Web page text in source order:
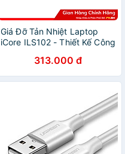
Giá Đỡ Tản Nhiệt Laptop
iCore ILS102 - Thiết Kế Công
Quả - Hàng chính hãng
313.000 đ